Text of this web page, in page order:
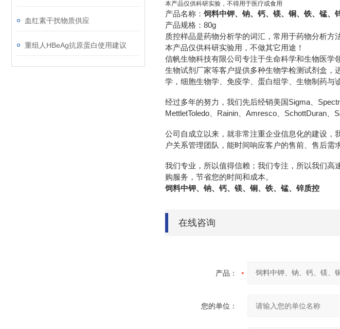
血红素干扰物质供应
重组人HBeAg抗原蛋白使用建议
本产品仅供科研实验，不得用于医疗或食用
产品名称： 饲料中钾、钠、钙、镁、铜、铁、锰、
产品规格：80g
质控样品是药物分析学的词汇，常用于药物分析方
本产品仅供科研实验用，不做其它用途！
信帆生物科技有限公司专注于生命科学和生物医学
生物试剂厂家等客户提供多种生物学检测试剂盒
学，细胞生物学、免疫学、蛋白组学、生物制药与
经过多年的努力，我们先后经销美国Sigma、
MettletToledo、Rainin、Amresco、SchottDuran、
公司自成立以来，就非常注重企业信息化的建设
户关系管理团队，能时间响应客户的售前、售后
我们专业，所以值得信赖；我们专注，所以我们高
购服务，节省您的时间和成本。
饲料中钾、钠、钙、镁、铜、铁、锰、锌质控
在线咨询
产品：
您的单位：